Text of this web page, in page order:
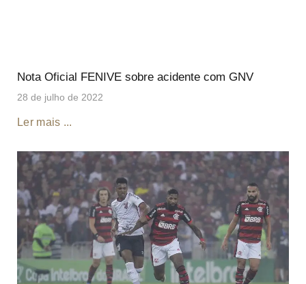
Nota Oficial FENIVE sobre acidente com GNV
28 de julho de 2022
Ler mais ...